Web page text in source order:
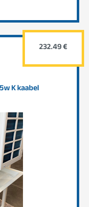
K kaabel
232.49 €